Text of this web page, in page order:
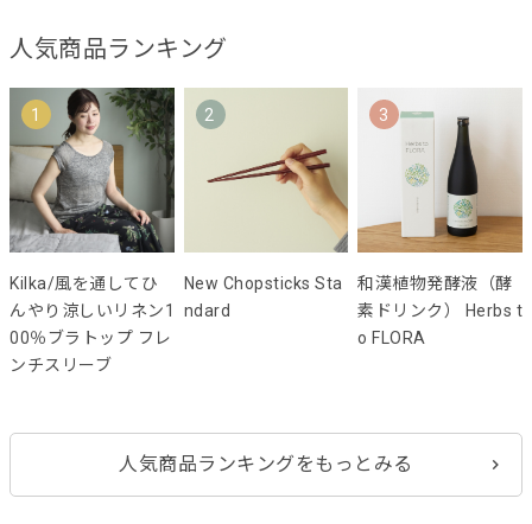
人気商品ランキング
1
Kilka/風を通してひ
んやり涼しいリネン1
00％ブラトップ フレ
ンチスリーブ
2
New Chopsticks Sta
ndard
3
和漢植物発酵液（酵
素ドリンク） Herbs t
o FLORA
人気商品ランキングをもっとみる